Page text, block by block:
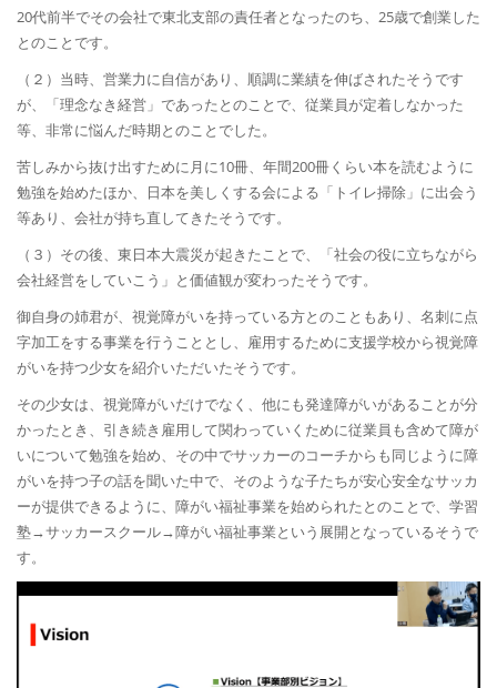
20代前半でその会社で東北支部の責任者となったのち、25歳で創業した
とのことです。
（２）当時、営業力に自信があり、順調に業績を伸ばされたそうです
が、「理念なき経営」であったとのことで、従業員が定着しなかった
等、非常に悩んだ時期とのことでした。
苦しみから抜け出すために月に10冊、年間200冊くらい本を読むように
勉強を始めたほか、日本を美しくする会による「トイレ掃除」に出会う
等あり、会社が持ち直してきたそうです。
（３）その後、東日本大震災が起きたことで、「社会の役に立ちながら
会社経営をしていこう」と価値観が変わったそうです。
御自身の姉君が、視覚障がいを持っている方とのこともあり、名刺に点
字加工をする事業を行うこととし、雇用するために支援学校から視覚障
がいを持つ少女を紹介いただいたそうです。
その少女は、視覚障がいだけでなく、他にも発達障がいがあることが分
かったとき、引き続き雇用して関わっていくために従業員も含めて障が
いについて勉強を始め、その中でサッカーのコーチからも同じように障
がいを持つ子の話を聞いた中で、そのような子たちが安心安全なサッカ
ーが提供できるように、障がい福祉事業を始められたとのことで、学習
塾→サッカースクール→障がい福祉事業という展開となっているそうで
す。